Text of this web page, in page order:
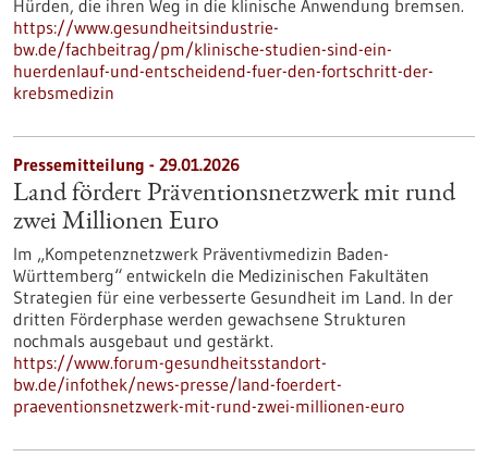
Hürden, die ihren Weg in die klinische Anwendung bremsen.
https://www.gesundheitsindustrie-
bw.de/fachbeitrag/pm/klinische-studien-sind-ein-
huerdenlauf-und-entscheidend-fuer-den-fortschritt-der-
krebsmedizin
Pressemitteilung - 29.01.2026
Land fördert Präventionsnetzwerk mit rund
zwei Millionen Euro
Im „Kompetenznetzwerk Präventivmedizin Baden-
Württemberg“ entwickeln die Medizinischen Fakultäten
Strategien für eine verbesserte Gesundheit im Land. In der
dritten Förderphase werden gewachsene Strukturen
nochmals ausgebaut und gestärkt.
https://www.forum-gesundheitsstandort-
bw.de/infothek/news-presse/land-foerdert-
praeventionsnetzwerk-mit-rund-zwei-millionen-euro